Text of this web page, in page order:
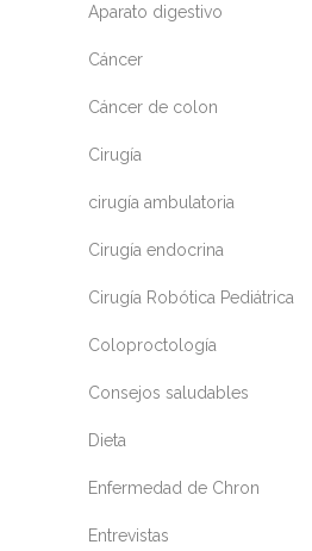
Aparato digestivo
Cáncer
Cáncer de colon
Cirugía
cirugía ambulatoria
Cirugía endocrina
Cirugía Robótica Pediátrica
Coloproctología
Consejos saludables
Dieta
Enfermedad de Chron
Entrevistas